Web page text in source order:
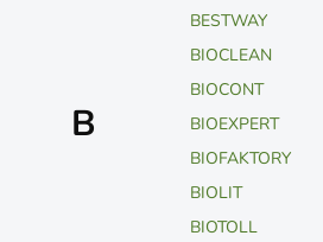
B
BESTWAY
BIOCLEAN
BIOCONT
BIOEXPERT
BIOFAKTORY
BIOLIT
BIOTOLL